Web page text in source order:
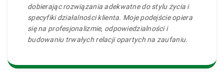
dobierając rozwiązania adekwatne do stylu życia i
specyfiki działalności klienta. Moje podejście opiera
się na profesjonalizmie, odpowiedzialności i
budowaniu trwałych relacji opartych na zaufaniu.